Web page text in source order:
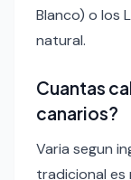
Blanco) o los
natural.
Cuantas
canarios?
Varia segun
tradicional